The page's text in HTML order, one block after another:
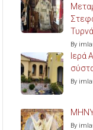
By
Ιερά
By
By